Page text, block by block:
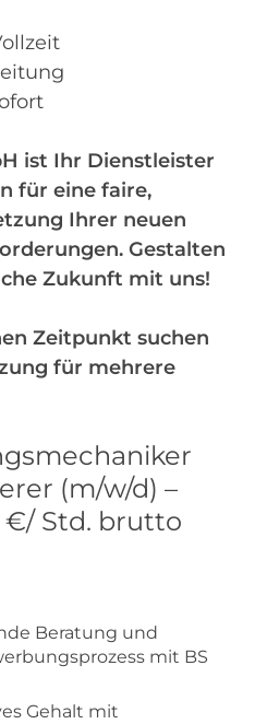
ist Ihr Dienstleister
für eine faire,
Ihrer neuen
Gestalten
Zukunft mit uns!
Zeitpunkt suchen
für mehrere
(m/w/d) –
€/ Std. brutto
Beratung und
mit BS
Gehalt mit